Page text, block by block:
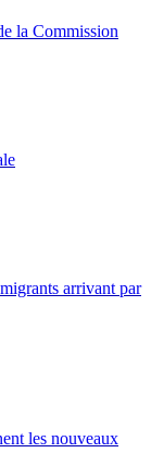
la Commission
arrivant par
les nouveaux